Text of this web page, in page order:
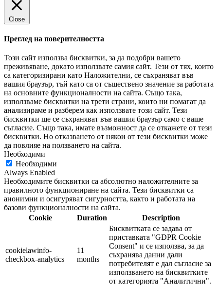
Close
Преглед на поверителността
Този сайт използва бисквитки, за да подобри вашето
преживяване, докато използвате самия сайт. Тези от тях, които
са категоризирани като Наложителни, се съхраняват във
вашия браузър, тъй като са от съществено значение за работата
на основните функционалности на сайта. Също така,
използваме бисквитки на трети страни, които ни помагат да
анализираме и разберем как използвате този сайт. Тези
бисквитки ще се съхраняват във вашия браузър само с ваше
съгласие. Също така, имате възможност да се откажете от тези
бисквитки. Но отказването от някои от тези бисквитки може
да повлияе на ползването на сайта.
Необходими
Необходими
Always Enabled
Необходимите бисквитки са абсолютно наложителните за
правилното функциониране на сайта. Тези бисквитки са
анонимни и осигуряват сигурността, както и работата на
базови функционалности на сайта.
Cookie
Duration Description
cookielawinfo-
checkbox-analytics
11
months
Бисквитката се задава от
приставката "GDPR Cookie
Consent" и се използва, за да
съхранява данни дали
потребителят е дал съгласие за
използването на бисквитките
от категорията "Аналитични".